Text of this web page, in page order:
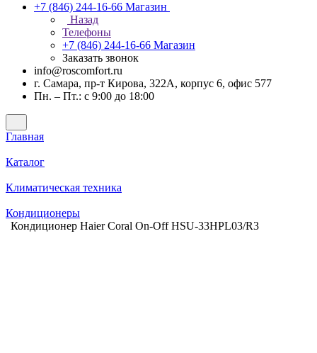
+7 (846) 244-16-66 Магазин
Назад
Телефоны
+7 (846) 244-16-66 Магазин
Заказать звонок
info@roscomfort.ru
г. Самара, пр-т Кирова, 322А, корпус 6, офис 577
Пн. – Пт.: с 9:00 до 18:00
Главная
Каталог
Климатическая техника
Кондиционеры
Кондиционер Haier Coral On-Off HSU-33HPL03/R3